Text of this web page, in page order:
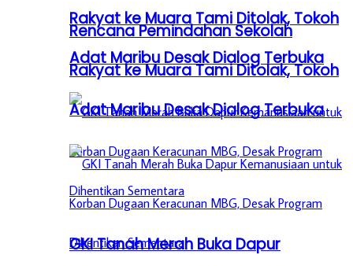
Rakyat ke Muara Tami Ditolak, Tokoh
Adat Maribu Desak Dialog Terbuka
GKI Tanah Merah Buka Dapur
Rencana Pemindahan Sekolah
Rakyat ke Muara Tami Ditolak, Tokoh
Adat Maribu Desak Dialog Terbuka